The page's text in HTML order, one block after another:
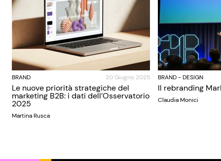
BRAND 20 Giugno 2025
Le nuove priorità strategiche del
marketing B2B: i dati dell’Osservatorio
2025
Martina Rusca
BRAND-DESIGN
Il rebranding
Claudia Monici